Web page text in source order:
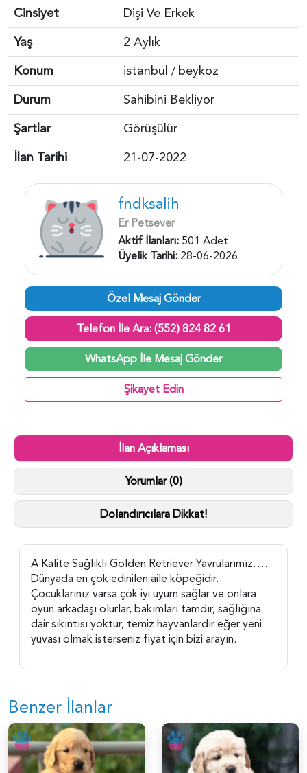
Cinsiyet
Dişi Ve Erkek
Yaş
2 Aylık
Konum
istanbul / beykoz
Durum
Sahibini Bekliyor
Şartlar
Görüşülür
İlan Tarihi
21-07-2022
fndksalih
Er Petsever
Aktif İlanları: 501 Adet
Üyelik Tarihi: 28-06-2026
Özel Mesaj Gönder
Telefon İle Ara: (552) 824 82 61
WhatsApp İle Mesaj Gönder
Şikayet Edin
İlan Açıklaması
Yorumlar (0)
Dolandırıcılara Dikkat!
A Kalite Sağlıklı Golden Retriever Yavrularımız…..
Dünyada en çok edinilen aile köpeğidir.
Çocuklarınız varsa çok iyi uyum sağlar ve onlara
oyun arkadaşı olurlar, bakımları tamdır, sağlığına
dair sıkıntısı yoktur, temiz hayvanlardır eğer yeni
yuvası olmak isterseniz fiyat için bizi arayın.
Benzer İlanlar